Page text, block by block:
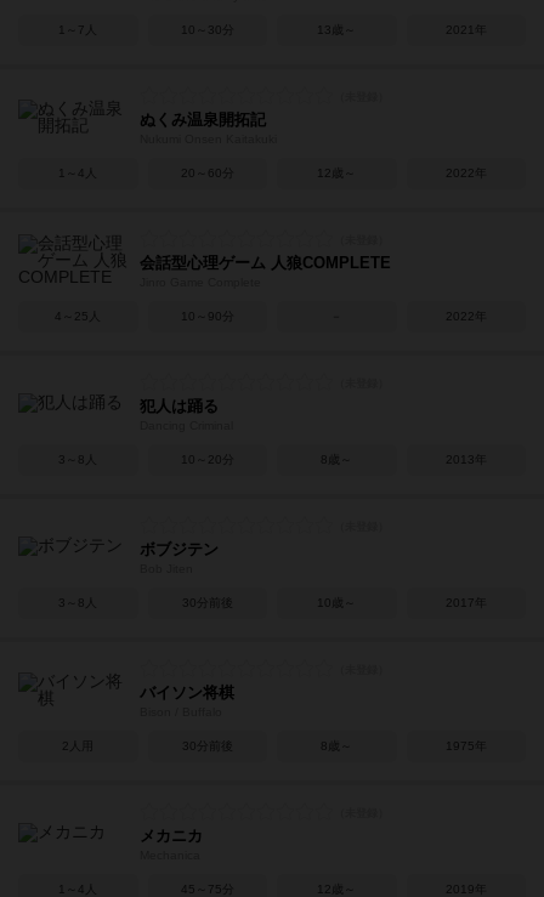
1～7人 10～30分 13歳～ 2021年
ぬくみ温泉開拓記
1～4人 20～60分 12歳～ 2022年
会話型心理ゲーム 人狼COMPLETE
4～25人 10～90分 2022年
犯人は踊る
3～8人 10～20分 8歳～ 2013年
ボブジテン
3～8人 30分前後 10歳～ 2017年
バイソン将棋
2人用 30分前後 8歳～ 1975年
メカニカ
1～4人 45～75分 12歳～ 2019年